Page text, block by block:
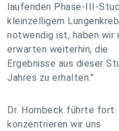
laufenden Phase-III-
kleinzelligem
notwendig ist, haben
erwarten weiterhin, die
Ergebnisse aus dieser
Jahres zu erhalten."
Dr. Hombeck führte fort:
konzentrieren wir uns